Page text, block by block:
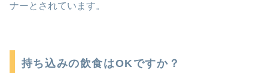
ナーとされています。
持ち込みの飲食はOKですか？